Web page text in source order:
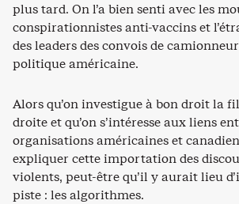
plus tard. On l’a bien senti avec les
conspirationnistes anti-vaccins et
des leaders des convois de
politique américaine.
Alors qu’on investigue à bon droit la
droite et qu’on s’intéresse aux liens
organisations américaines et
expliquer cette importation des
violents, peut-être qu’il y aurait lieu
piste : les algorithmes.